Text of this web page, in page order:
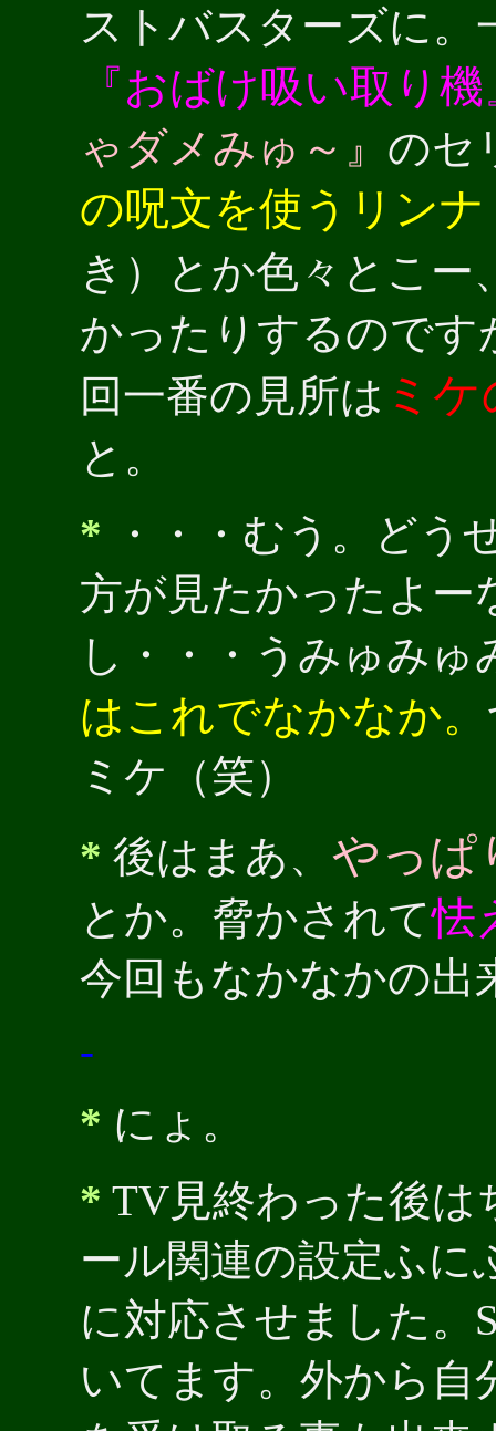
ストバスターズに。
『おばけ吸い取り機
ゃダメみゅ～』 のセ
の呪文を使うリンナ
き）とか色々とこー
かったりするのです
回一番の見所は ミ
と。
* ・・・むう。どう
方が見たかったよー
し・・・うみゅみ
はこれでなかなか。
ミケ（笑）
* 後はまあ、 やっぱ
とか。脅かされて怯
今回もなかなかの出
-
* にょ。
* TV見終わった後は
ール関連の設定ふに
に対応させました。
いてます。外から自